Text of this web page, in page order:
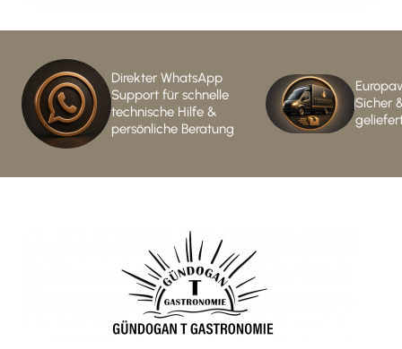
Direkter WhatsApp
Support für schnelle
technische Hilfe &
persönliche Beratung
Sicher